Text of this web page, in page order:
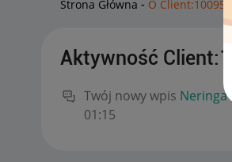
Strona Główna O
Aktywność
Twój nowy wpis Neringa
01:15